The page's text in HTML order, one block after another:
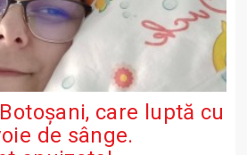
care luptă cu
de sânge.